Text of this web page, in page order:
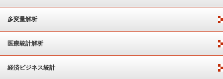
多変量解析
医療統計解析
経済ビジネス統計